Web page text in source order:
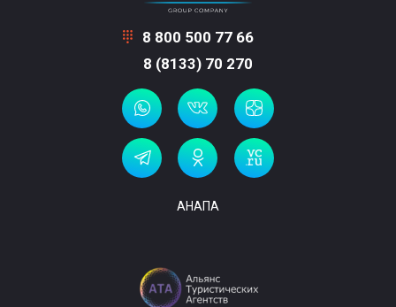
8 800 500 77 66
8 (8133) 70 270
АНАПА